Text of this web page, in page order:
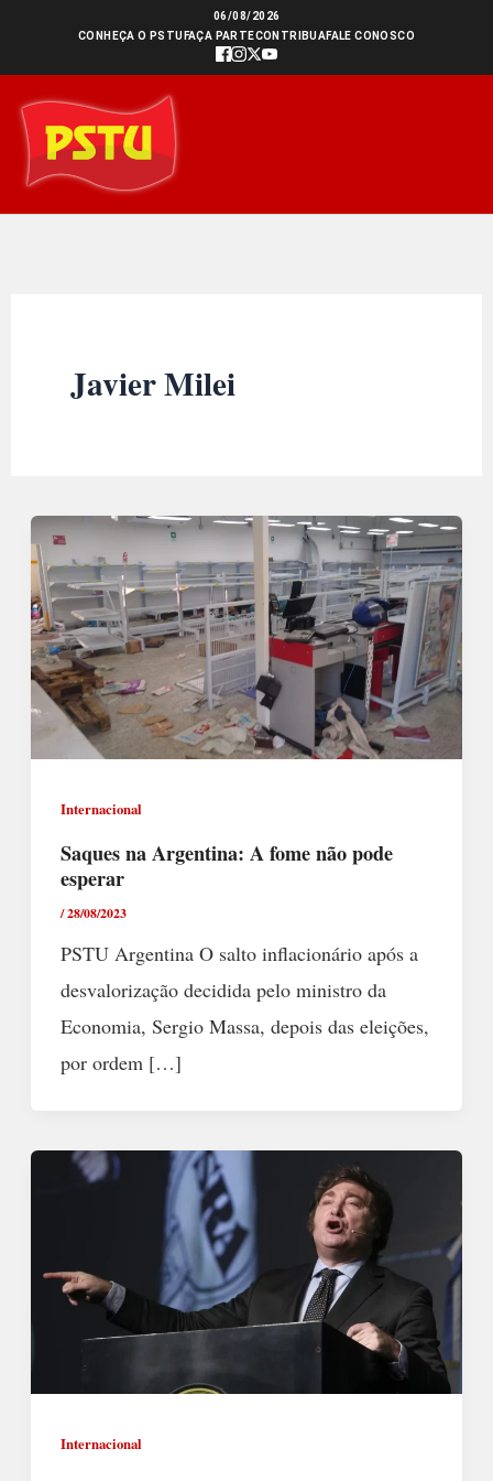
conteúdo
06/08/2026
CONHEÇA O PSTU FAÇA PARTECONTRIBUAFALE CONOSCO
Javier Milei
Internacional
Saques na Argentina: A fome não pode
esperar
/28/08/2023
PSTU Argentina O salto inflacionário após a
desvalorização decidida pelo ministro da
Economia, Sergio Massa, depois das eleições,
por ordem […]
Internacional